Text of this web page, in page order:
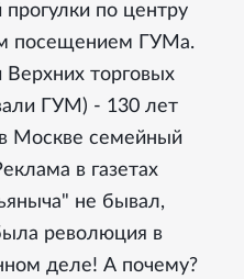
по центру
посещением ГУМа.
торговых
ГУМ) - 130 лет
Москве семейный
в газетах
не бывал,
революция в
деле! А почему?